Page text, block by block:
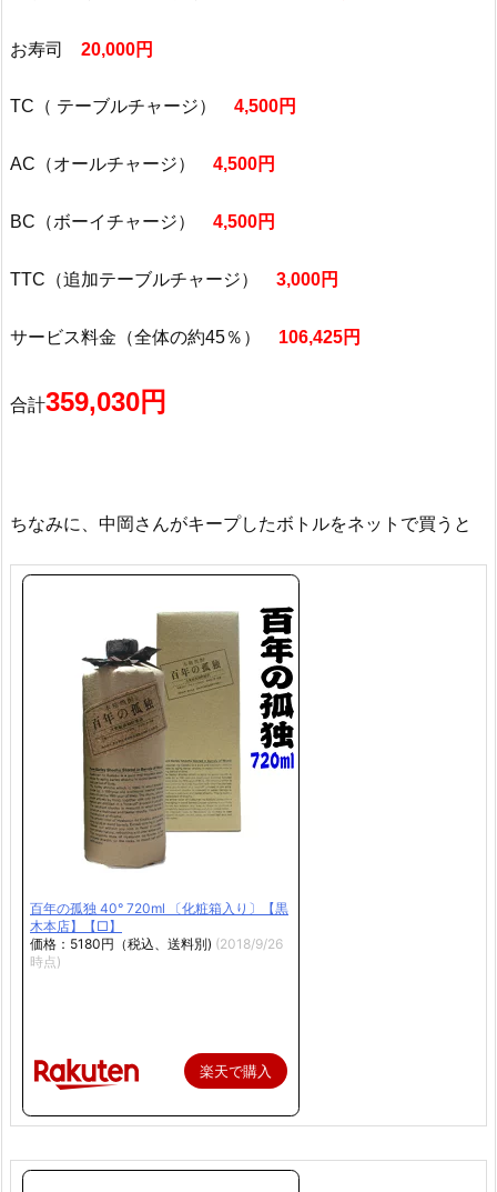
お寿司 20,000円
TC（ テーブルチャージ） 4,500円
AC（オールチャージ） 4,500円
BC（ボーイチャージ） 4,500円
TTC（追加テーブルチャージ） 3,000円
サービス料金（全体の約45％） 106,425円
合計359,030円
ちなみに、中岡さんがキープしたボトルをネットで買うと
百年の孤独 40° 720ml 〔化粧箱入り〕【黒
木本店】【□】
価格：5180円（税込、送料別) (2018/9/26
時点)
楽天で購入